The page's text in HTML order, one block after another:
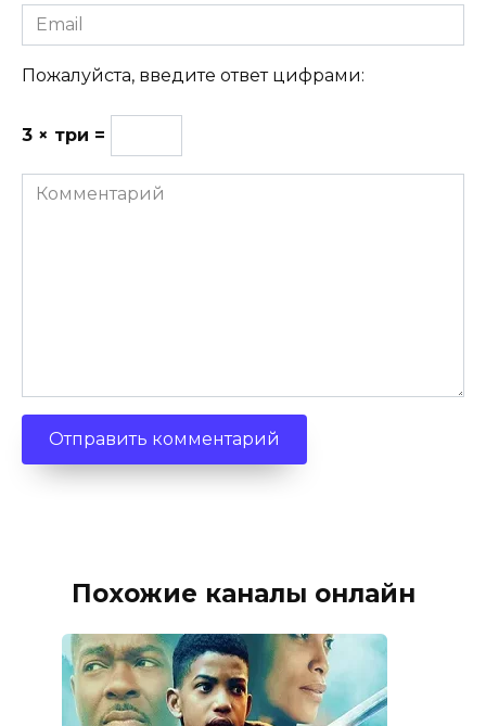
Email
Пожалуйста, введите ответ цифрами:
3 × три =
Комментарий
Похожие каналы онлайн